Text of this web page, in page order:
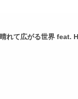
晴れて広がる世界 feat.